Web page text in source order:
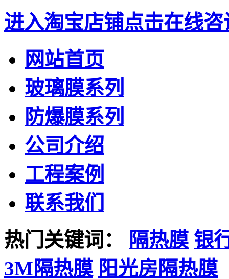
进入淘宝店铺点击在线咨
网站首页
玻璃膜系列
防爆膜系列
公司介绍
工程案例
联系我们
热门关键词：
隔热膜 银
3M隔热膜 阳光房隔热膜